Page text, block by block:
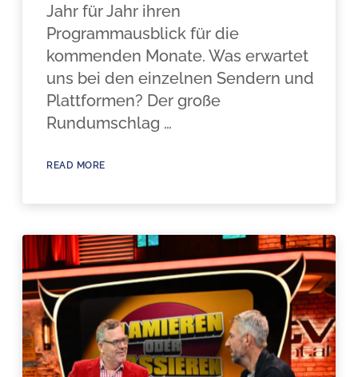
Jahr für Jahr ihren
Programmausblick für die
kommenden Monate. Was erwartet
uns bei den einzelnen Sendern und
Plattformen? Der große
Rundumschlag …
READ MORE